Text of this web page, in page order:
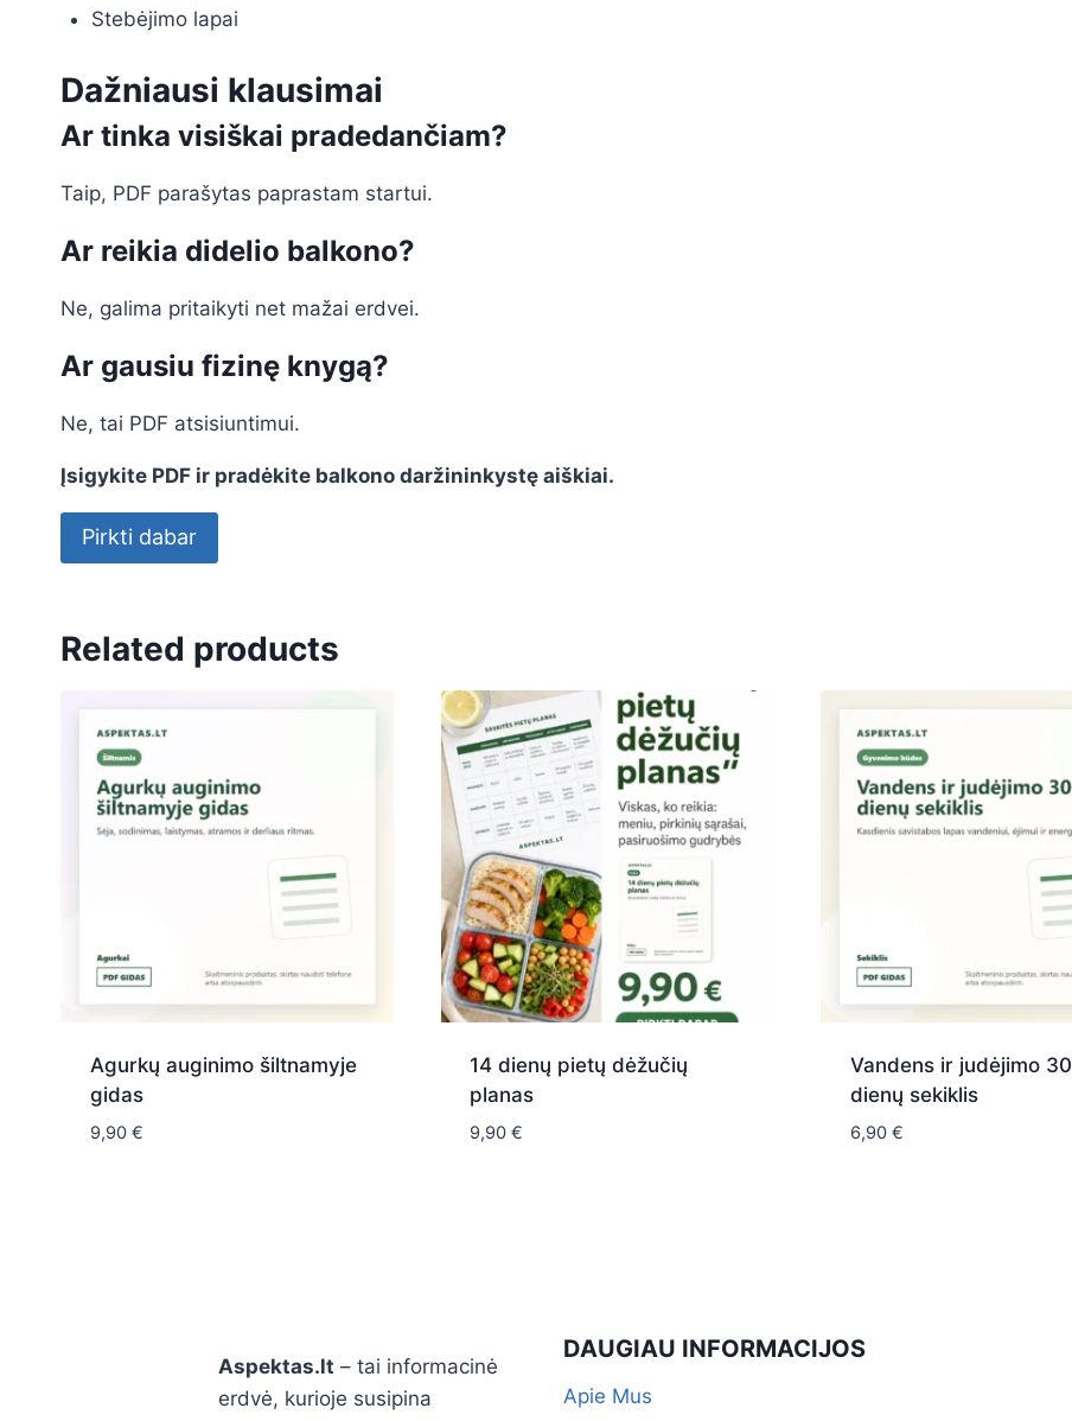
Stebėjimo lapai
Dažniausi klausimai
Ar tinka visiškai pradedančiam?
Taip, PDF parašytas paprastam startui.
Ar reikia didelio balkono?
Ne, galima pritaikyti net mažai erdvei.
Ar gausiu fizinę knygą?
Ne, tai PDF atsisiuntimui.
Įsigykite PDF ir pradėkite balkono daržininkystę aiškiai.
Pirkti dabar
Related products
Agurkų auginimo šiltnamyje
gidas
9,90 €
14 dienų pietų dėžučių
planas
9,90 €
Vandens ir judėjimo 30
dienų sekiklis
6,90 €
Aspektas.lt – tai informacinė
erdvė, kurioje susipina
DAUGIAU INFORMACIJOS
Apie Mus